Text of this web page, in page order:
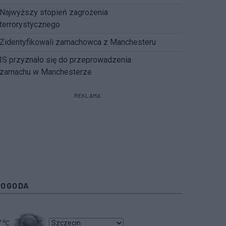
Najwyższy stopień zagrożenia
terrorystycznego
Zidentyfikowali zamachowca z Manchesteru
IS przyznało się do przeprowadzenia
zamachu w Manchesterze
REKLAMA
℃